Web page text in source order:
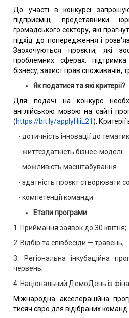
До участі в конкурсі
підприємці, представники
громадського сектору, які
підхід до попередження і
Заохочуються проєкти, які
проблемних сферах:
бізнесу, захист прав споживачів,
Як податися та які критерії?
Для подачі на конкурс
англійською мовою на сайті
(https://bit.ly/applyHiiL21). Критерії
- дотичність інновації до
- життєздатність бізнес-моделі
- можливість масштабування
- здатність проєкт створювати
- компетенції команди
Етапи програми
1. Приймання заявок до 30 квітня;
2. Відбір та співбесіди — травень;
3. Регіональна інкубаційна
червень;
4. Національний ДемоДень із
Міжнародна акселераційна
тисяч євро для відібраних